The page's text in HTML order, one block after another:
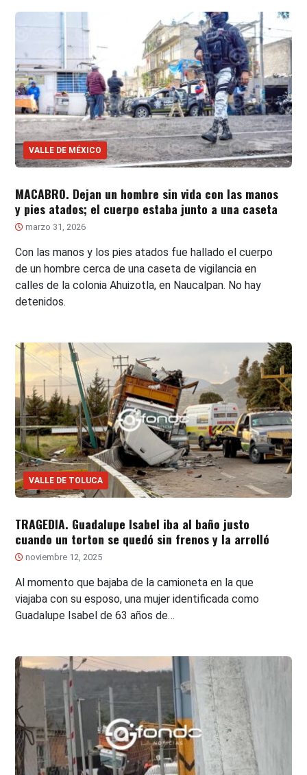
VALLE DE MÉXICO
MACABRO. Dejan un hombre sin vida con las manos
y pies atados; el cuerpo estaba junto a una caseta
marzo 31, 2026
Con las manos y los pies atados fue hallado el cuerpo
de un hombre cerca de una caseta de vigilancia en
calles de la colonia Ahuizotla, en Naucalpan. No hay
detenidos.
VALLE DE TOLUCA
TRAGEDIA. Guadalupe Isabel iba al baño justo
cuando un torton se quedó sin frenos y la arrolló
noviembre 12, 2025
Al momento que bajaba de la camioneta en la que
viajaba con su esposo, una mujer identificada como
Guadalupe Isabel de 63 años de…